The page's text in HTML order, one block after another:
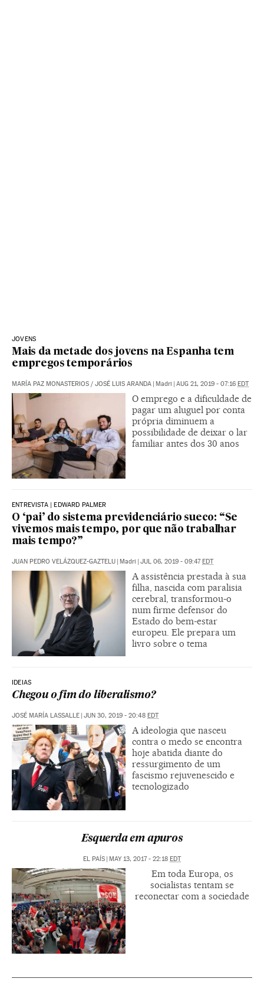
JOVENS
Mais da metade dos jovens na Espanha tem
empregos temporários
MARÍA PAZ MONASTERIOS / JOSÉ LUIS ARANDA | Madri | AUG 21, 2019 - 07:16 EDT
O emprego e a dificuldade de
pagar um aluguel por conta
própria diminuem a
possibilidade de deixar o lar
familiar antes dos 30 anos
ENTREVISTA | EDWARD PALMER
O ‘pai’ do sistema previdenciário sueco: “Se
vivemos mais tempo, por que não trabalhar
mais tempo?”
JUAN PEDRO VELÁZQUEZ-GAZTELU | Madri | JUL 06, 2019 - 09:47EDT
A assistência prestada à sua
filha, nascida com paralisia
cerebral, transformou-o
num firme defensor do
Estado do bem-estar
europeu. Ele prepara um
livro sobre o tema
IDEIAS
Chegou o fim do liberalismo?
JOSÉ MARÍA LASSALLE | JUN 30, 2019 - 20:48 EDT
A ideologia que nasceu
contra o medo se encontra
hoje abatida diante do
ressurgimento de um
fascismo rejuvenescido e
tecnologizado
Esquerda em apuros
EL PAÍS | MAY 13, 2017 - 22:18 EDT
Em toda Europa, os
socialistas tentam se
reconectar com a sociedade